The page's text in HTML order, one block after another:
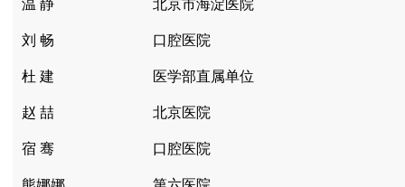
温 静 北京市海淀医院
刘 畅 口腔医院
杜 建 医学部直属单位
赵 喆 北京医院
宿 骞 口腔医院